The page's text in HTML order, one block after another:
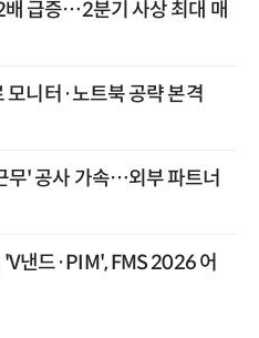
배 급증…2분기 사상 최대 매
모니터·노트북 공략 본격
무' 공사 가속…외부 파트너
낸드·PIM', FMS 2026 어